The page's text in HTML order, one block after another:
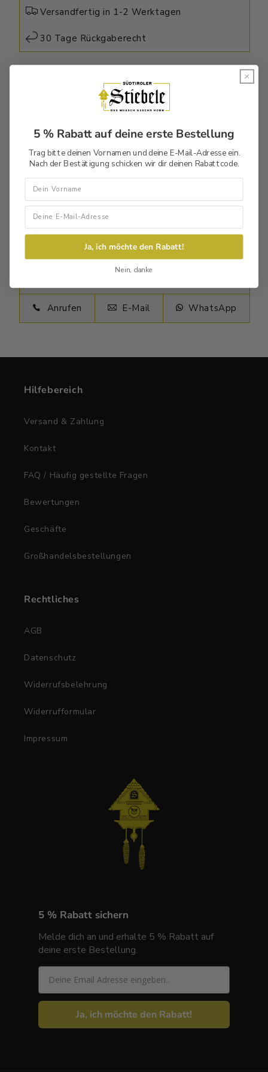
Premium
Premium
Versandfertig in 1-2 Werktagen
30 Tage Rückgaberecht
Waschtipps
GPSR
Julian ist für dich da!
Habst Du Fragen zu deinem neuen Lieblingsstück?
Ich stehe Dir gerne zur Verfügung und beantworten
Deine Frage gerne.
Anrufen E-Mail WhatsApp
Hilfebereich
Versand & Zahlung
Kontakt
FAQ / Häufig gestellte Fragen
Bewertungen
Geschäfte
Großhandelsbestellungen
Rechtliches
AGB
Datenschutz
Widerrufsbelehrung
Widerrufformular
Impressum
5 % Rabatt sichern
Melde dich an und erhalte 5 % Rabatt auf
deine erste Bestellung.
Email
Ja, ich möchte den Rabatt!
5 % Rabatt auf deine erste Bestellung
Trag bitte deinen Vornamen und deine E-Mail-Adresse ein.
Nach der Bestätigung schicken wir dir deinen Rabattcode.
Vorname
Ja, ich möchte den Rabatt!
Nein, danke